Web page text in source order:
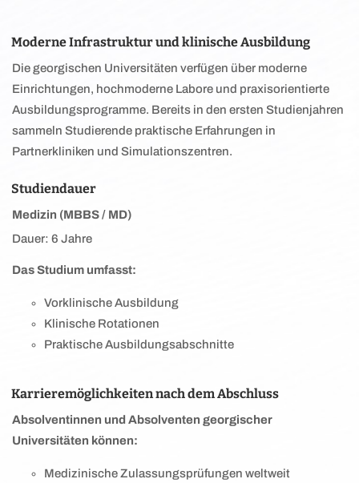
Moderne Infrastruktur und klinische Ausbildung
Die georgischen Universitäten verfügen über moderne
Einrichtungen, hochmoderne Labore und praxisorientierte
Ausbildungsprogramme. Bereits in den ersten Studienjahren
sammeln Studierende praktische Erfahrungen in
Partnerkliniken und Simulationszentren.
Studiendauer
Medizin (MBBS / MD)
Dauer: 6 Jahre
Das Studium umfasst:
Vorklinische Ausbildung
Klinische Rotationen
Praktische Ausbildungsabschnitte
Karrieremöglichkeiten nach dem Abschluss
Absolventinnen und Absolventen georgischer
Universitäten können:
Medizinische Zulassungsprüfungen weltweit